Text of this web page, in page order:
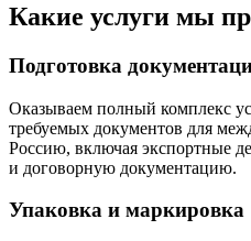
Какие услуги мы
Подготовка
Оказываем полный комплекс
требуемых документов для
Россию, включая экспортные
и договорную документацию.
Упаковка и маркировка